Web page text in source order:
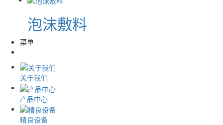
泡沫敷料
菜单
关于我们
产品中心
精良设备